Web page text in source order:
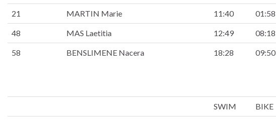
21 MARTIN Marie 11:40 01:58
48 MAS Laetitia 12:49 08:18
58 BENSLIMENE Nacera 18:28 09:50
SWIM BIKE